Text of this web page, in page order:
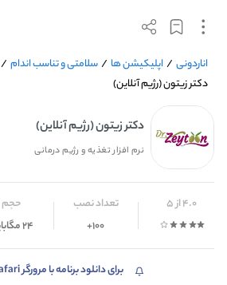
اناردونی / اپلیکیشن ها /سلامتی و تناسب اندام /
دکتر زیتون (رژیم آنلاین)
دکتر زیتون (رژیم آنلاین)
نرم افزار تغذیه و رژیم درمانی
4.0 از 5 تعداد نصب
100+
حجم
24 مگابایت
برای دانلود برنامه با مرورگر Safari وارد شوید.